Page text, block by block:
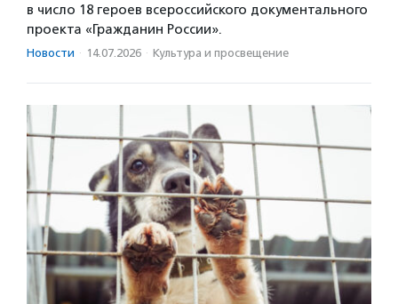
в число 18 героев всероссийского документального
проекта «Гражданин России».
Новости · 14.07.2026 · Культура и просвещение